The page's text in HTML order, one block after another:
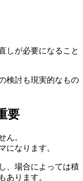
しが必要になること
検討も現実的なもの
要
ん。
になります。
、場合によっては積
あります。